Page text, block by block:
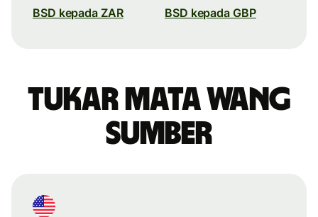
BSD kepada ZAR BSD kepada GBP
Tukar mata wang
sumber